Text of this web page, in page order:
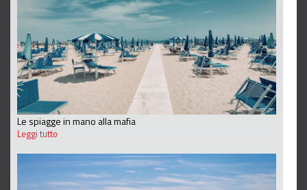
Le spiagge in mano alla mafia
Leggi tutto